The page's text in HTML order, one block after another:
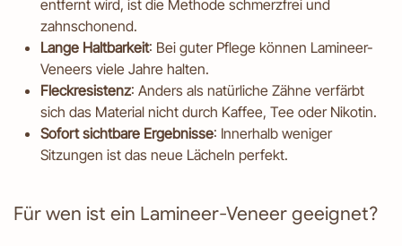
entfernt wird, ist die Methode schmerzfrei und
zahnschonend.
Lange Haltbarkeit: Bei guter Pflege können Lamineer-
Veneers viele Jahre halten.
Fleckresistenz: Anders als natürliche Zähne verfärbt
sich das Material nicht durch Kaffee, Tee oder Nikotin.
Sofort sichtbare Ergebnisse: Innerhalb weniger
Sitzungen ist das neue Lächeln perfekt.
Für wen ist ein Lamineer-Veneer geeignet?